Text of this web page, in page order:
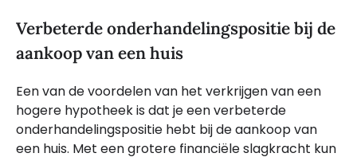
Verbeterde onderhandelingspositie bij de
aankoop van een huis
Een van de voordelen van het verkrijgen van een
hogere hypotheek is dat je een verbeterde
onderhandelingspositie hebt bij de aankoop van
een huis. Met een grotere financiële slagkracht kun